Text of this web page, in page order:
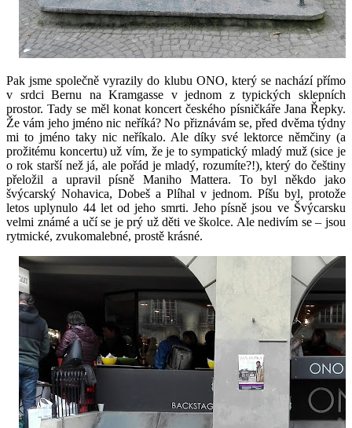
Pak jsme společně vyrazily do klubu ONO, který se nachází přímo
v srdci Bernu na Kramgasse v jednom z typických sklepních
prostor. Tady se měl konat koncert českého písničkáře Jana Řepky.
Že vám jeho jméno nic neříká? No přiznávám se, před dvěma týdny
mi to jméno taky nic neříkalo. Ale díky své lektorce němčiny (a
prožitému koncertu) už vím, že je to sympatický mladý muž (sice je
o rok starší než já, ale pořád je mladý, rozumíte?!), který do češtiny
přeložil a upravil písně Maniho Mattera. To byl někdo jako
švýcarský Nohavica, Dobeš a Plíhal v jednom. Píšu byl, protože
letos uplynulo 44 let od jeho smrti. Jeho písně jsou ve Švýcarsku
velmi známé a učí se je prý už děti ve školce. Ale nedivím se – jsou
rytmické, zvukomalebné, prostě krásné.